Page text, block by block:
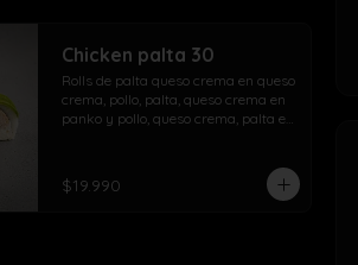
Chicken palta 30
Rolls de palta queso crema en queso
crema, pollo, palta, queso crema en
panko y pollo, queso crema, palta en
$19.990